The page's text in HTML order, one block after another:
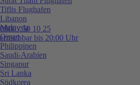
0800 / 50 10 25
erreichbar bis 20:00 Uhr
Tiflis Flughafen
Libanon
Malaysia
Oman
Philippinen
Saudi-Arabien
Singapur
Sri Lanka
Südkorea